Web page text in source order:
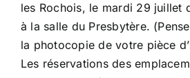
les Rochois, le mardi 29 juillet
à la salle du Presbytère.
la photocopie de votre pièce
Les réservations des